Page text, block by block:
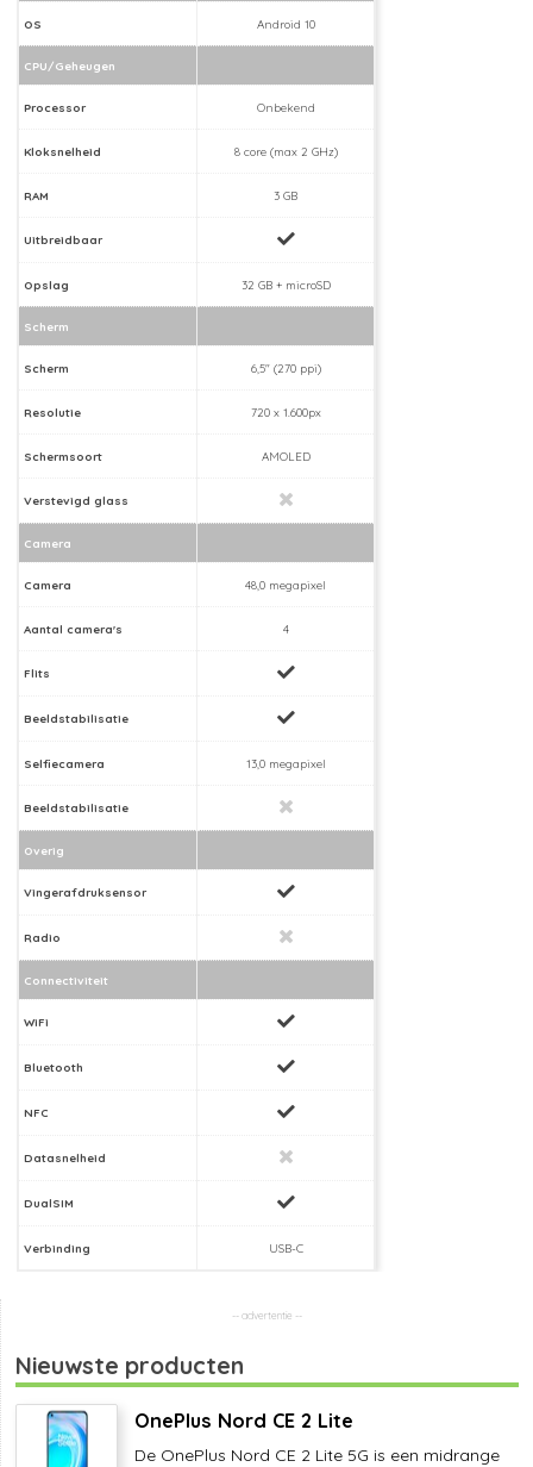
OS Android 10
CPU/Geheugen
Processor Onbekend
Kloksnelheid 8 core (max 2 GHz)
RAM 3 GB
Uitbreidbaar
Opslag 32 GB + microSD
Scherm
Scherm 6,5" (270 ppi)
Resolutie 720 x 1.600px
Schermsoort AMOLED
Verstevigd glass
Camera
Camera 48,0 megapixel
Aantal camera's 4
Flits
Beeldstabilisatie
Selfiecamera 13,0 megapixel
Beeldstabilisatie
Overig
Vingerafdruksensor
Radio
Connectiviteit
WiFi
Bluetooth
NFC
Datasnelheid
DualSIM
Verbinding USB-C
Nieuwste producten
OnePlus Nord CE 2 Lite
De OnePlus Nord CE 2 Lite 5G is een midrange